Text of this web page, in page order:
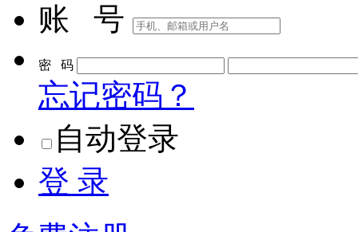
账 号
密 码
忘记密码？
自动登录
登 录